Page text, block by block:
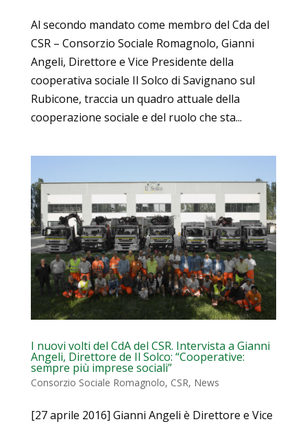
Al secondo mandato come membro del Cda del
CSR – Consorzio Sociale Romagnolo, Gianni
Angeli, Direttore e Vice Presidente della
cooperativa sociale Il Solco di Savignano sul
Rubicone, traccia un quadro attuale della
cooperazione sociale e del ruolo che sta...
I nuovi volti del CdA del CSR. Intervista a Gianni
Angeli, Direttore de Il Solco: “Cooperative:
sempre più imprese sociali”
Consorzio Sociale Romagnolo, CSR, News
[27 aprile 2016] Gianni Angeli è Direttore e Vice